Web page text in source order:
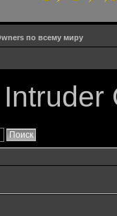
по всему миру